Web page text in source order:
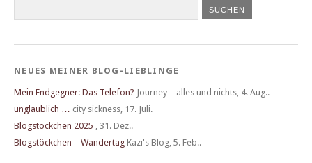
NEUES MEINER BLOG-LIEBLINGE
Mein Endgegner: Das Telefon? Journey…alles und nichts 4. Aug..
unglaublich …
city sickness 17. Juli.
Blogstöckchen 2025
31. Dez..
Blogstöckchen – Wandertag Kazi's Blog 5. Feb..